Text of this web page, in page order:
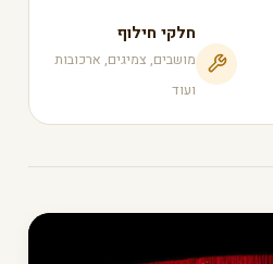
חלקי חילוף
מושבים, צמיגים, ארכובות
ועוד